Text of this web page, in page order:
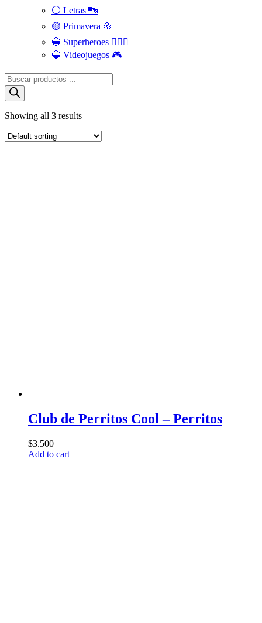
⚪️ Letras 🔤
🟡 Primavera 🌸
🔵 Superheroes 🦸🏻‍♂️
🔵 Videojuegos 🎮
Búsqueda
de
productos
Showing all 3 results
Club de Perritos Cool – Perritos
$3.500
Add to cart